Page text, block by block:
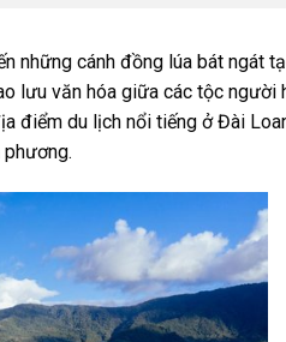
những cánh đồng lúa bát ngát
lưu văn hóa giữa các tộc
điểm du lịch nổi tiếng ở Đài